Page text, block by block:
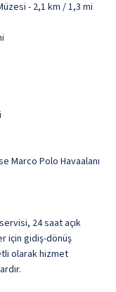
- 2,1 km / 1,3 mi
Marco Polo Havaalanı
24 saat açık
için gidiş-dönüş
olarak hizmet